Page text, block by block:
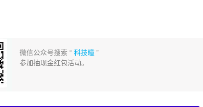
微信公众号搜索 “科技瞳 ”
参加抽现金红包活动。